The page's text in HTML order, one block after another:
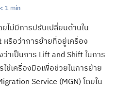
< 1 min
ไม่มีการปรับเปลี่ยนด้านใน
หรือว่าการย้ายที่อยู่เครื่อง
าเป็นการ Lift and Shift ในการ
ช้เครื่องมือเพื่อช่วยในการย้าย
Service (MGN) โดยใน